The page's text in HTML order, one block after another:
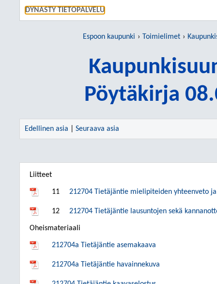
DYNASTY TIETOPALVELU
Espoon kaupunki Toimielimet
Pöytäkirja
Edellinen asia Seuraava asia
Liitteet
11 212704 Tietäjäntie mielipiteiden yhteenveto
12 212704 Tietäjäntie lausuntojen sekä
Oheismateriaali
212704a Tietäjäntie asemakaava
212704a Tietäjäntie havainnekuva